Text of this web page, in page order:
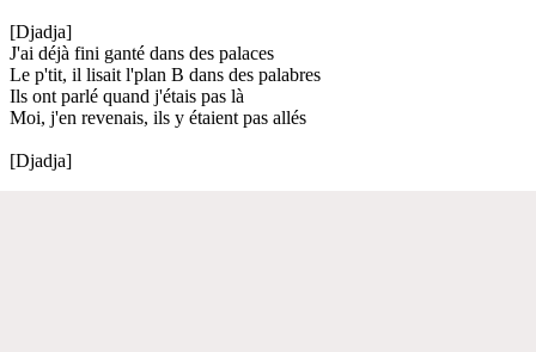
[Djadja]
J'ai déjà fini ganté dans des palaces
Le p'tit, il lisait l'plan B dans des palabres
Ils ont parlé quand j'étais pas là
Moi, j'en revenais, ils y étaient pas allés
[Djadja]